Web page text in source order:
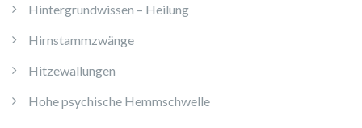
Hintergrundwissen – Heilung
Hirnstammzwänge
Hitzewallungen
Hohe psychische Hemmschwelle